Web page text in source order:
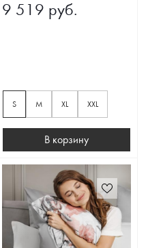
9 519 руб.
S M XL XXL
В корзину